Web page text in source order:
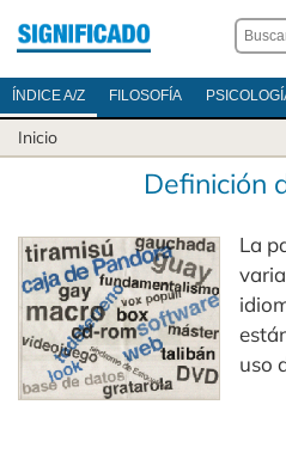
ÍNDICE A/Z FILOSOFÍA
Inicio
Definición
La
uso